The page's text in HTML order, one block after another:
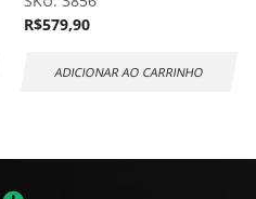
R$579,90
ADICIONAR AO CARRINHO